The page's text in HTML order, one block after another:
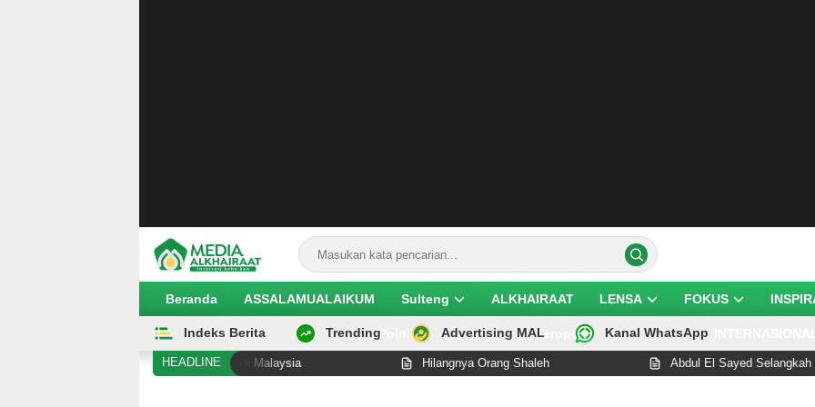
Beranda ASSALAMUALAIKUM Sulteng ALKHAIRAAT LENSA FOKUS
EKOBIS Politik Teropong
Indeks Berita Trending Advertising MAL Kanal WhatsApp
HEADLINE
Diduga Alami Pelanggaran Hak di Malaysia Hilangnya Orang Shaleh Abdul El Sayed Selangkah Lagi Cetak